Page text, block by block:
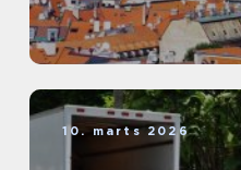
10. marts 2026